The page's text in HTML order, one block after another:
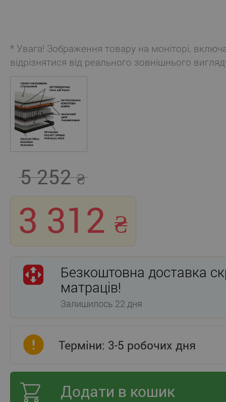
* Увага! Зображення товару на моніторі,
відрізнятися від реального зовнішнього
5 252
3 312
Безкоштовна доставка
матраців!
Залишилось 22 дня
Терміни: 3-5 робочих дня
Додати в кошик